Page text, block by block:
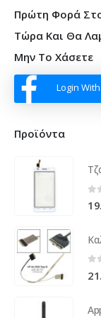
Πρώτη Φορά
Τώρα Και Θα
Μην Το Χάσετε
Login
Προϊόντα